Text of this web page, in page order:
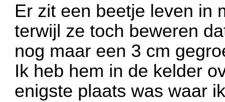
Er zit een beetje leven in
terwijl ze toch beweren
nog maar een 3 cm
Ik heb hem in de kelder
enigste plaats was waar